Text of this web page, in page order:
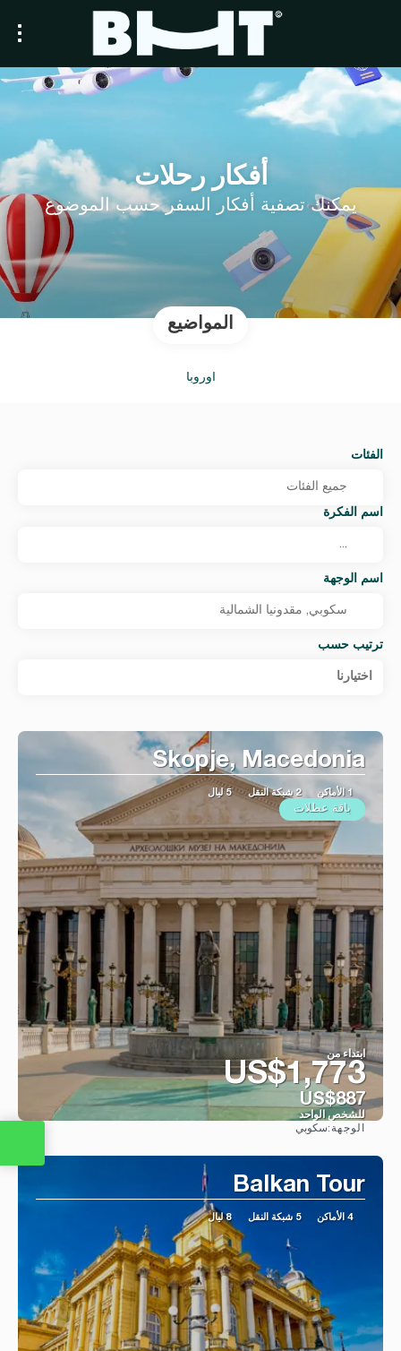
أفكار رحلات
يمكنك تصفية أفكار السفر حسب الموضوع
المواضيع
أوروبا
الفئات
اسم الفكرة
اسم الوجهة
ترتيب حسب
اختيارنا
Skopje, Macedonia
1 الأماكن 2 شبكة النقل 5 ليال
باقة عطلات
ابتداء من
US$1,773
US$887
للشخص الواحد
الوجهة:سكوبي
Balkan Tour
4 الأماكن 5 شبكة النقل 8 ليال